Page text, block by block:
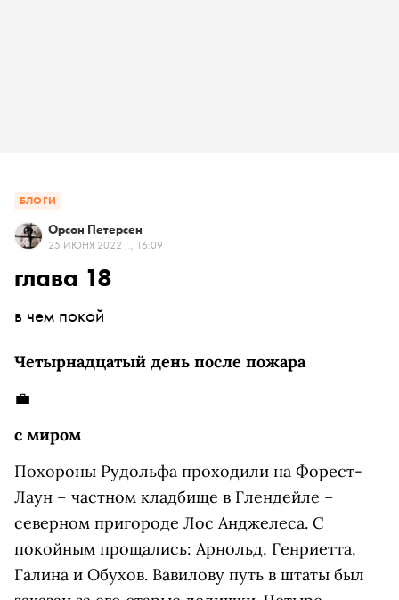
БЛОГИ
Орсон Петерсен
25 ИЮНЯ 2022 Г., 16:09
глава 18
в чем покой
Четырнадцатый день после пожара
💼
с миром
Похороны Рудольфа проходили на Форест-
Лаун – частном кладбище в Глендейле –
северном пригороде Лос Анджелеса. С
покойным прощались: Арнольд, Генриетта,
Галина и Обухов. Вавилову путь в штаты был